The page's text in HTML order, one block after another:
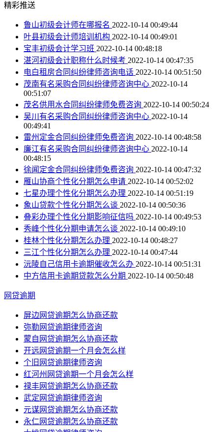
精彩推送
鲁山初级会计师在哪报名 2022-10-14 00:49:44
叶县初级会计师培训机构 2022-10-14 00:49:01
宝丰初级会计学习班 2022-10-14 00:48:18
湛河初级会计职称什么时候考 2022-10-14 00:47:35
电白租房合同纠纷律师咨询电话 2022-10-14 00:51:50
茂南有名采购合同纠纷律师咨询中心 2022-10-14
00:51:07
茂名供用水合同纠纷律师免费咨询 2022-10-14 00:50:24
吴川有名采购合同纠纷律师咨询中心 2022-10-14
00:49:41
雷州定金合同纠纷律师免费咨询 2022-10-14 00:48:58
廉江有名采购合同纠纷律师咨询中心 2022-10-14
00:48:15
徐闻定金合同纠纷律师免费咨询 2022-10-14 00:47:32
雁山协商个性化分期怎么申请 2022-10-14 00:52:02
七星办理个性化分期怎么办理 2022-10-14 00:51:19
象山贷款个性化分期怎么谈 2022-10-14 00:50:36
叠彩办理个性化分期影响征信吗 2022-10-14 00:49:53
秀峰个性化分期申请怎么谈 2022-10-14 00:49:10
桂林个性化分期怎么办理 2022-10-14 00:48:27
三江个性化分期怎么办理 2022-10-14 00:47:44
沅陵自己信用卡逾期催收怎么办 2022-10-14 00:51:31
中方信用卡逾期贷款怎么分期 2022-10-14 00:50:48
网贷逾期
屏边网贷逾期怎么协商还款
弥勒网贷逾期律师咨询
蒙自网贷逾期怎么协商还款
开远网贷逾期一个月会怎么样
个旧网贷逾期律师咨询
红河州网贷逾期一个月会怎么样
禄丰网贷逾期怎么协商还款
武定网贷逾期律师咨询
元谋网贷逾期怎么协商还款
永仁网贷逾期怎么协商还款